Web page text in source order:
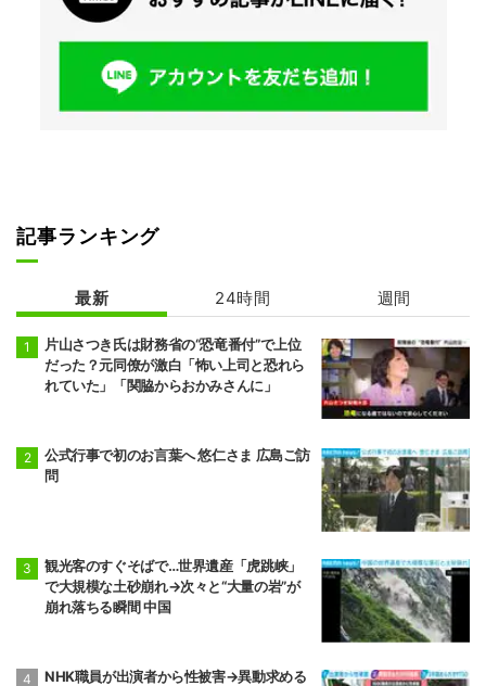
記事ランキング
最新 24時間 週間
片山さつき氏は財務省の“恐竜番付”で上位
だった？元同僚が激白「怖い上司と恐れら
れていた」「関脇からおかみさんに」
公式行事で初のお言葉へ 悠仁さま 広島ご訪
問
観光客のすぐそばで…世界遺産「虎跳峡」
で大規模な土砂崩れ→次々と“大量の岩”が
崩れ落ちる瞬間 中国
NHK職員が出演者から性被害→異動求める